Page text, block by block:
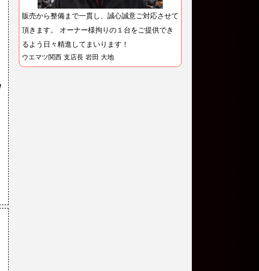
販売から整備まで一貫し、誠心誠意ご対応させて
頂きます。 オーナー様拘りの１台をご提供でき
るよう日々精進してまいります！
ウエマツ関西 支店長 岩田 大地